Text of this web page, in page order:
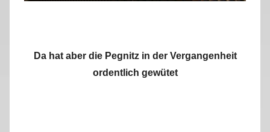
Da hat aber die Pegnitz in der Vergangenheit
ordentlich gewütet